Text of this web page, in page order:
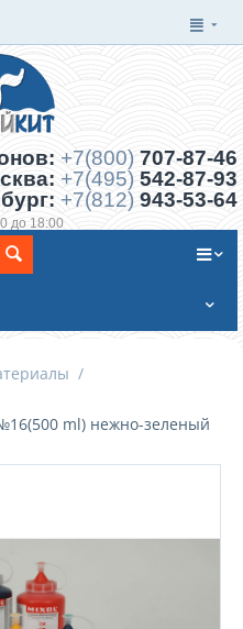
+7(800) 707-87-46
+7(495) 542-87-93
+7(812) 943-53-64
до 18:00
звонок
/
ml) нежно-зеленый